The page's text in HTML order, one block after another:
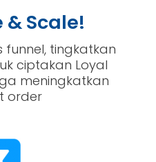
& Scale!
funnel, tingkatkan
ciptakan Loyal
meningkatkan
order